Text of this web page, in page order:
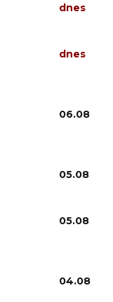
dnes
dnes
06.08
05.08
05.08
04.08